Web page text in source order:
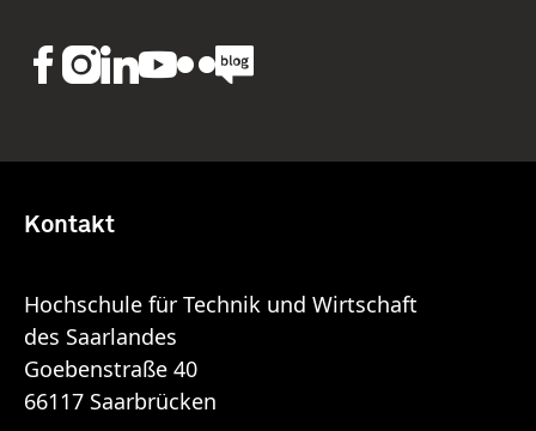
Kontakt
Hochschule für Technik und Wirtschaft
des Saarlandes
Goebenstraße 40
66117 Saarbrücken